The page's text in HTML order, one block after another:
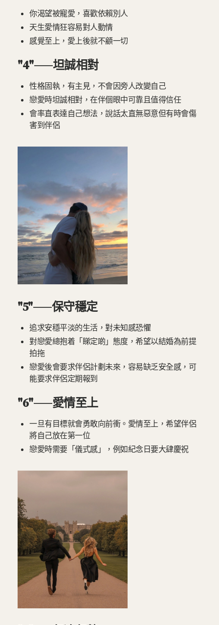
你渴望被寵愛，喜歡依賴別人
天生愛情狂容易對人動情
感覺至上，愛上後就不顧一切
"4"——坦誠相對
性格固執，有主見，不會因旁人改變自己
戀愛時坦誠相對，在伴個眼中可靠且值得信任
會率直表達自己想法，說話太直無惡意但有時會傷
害到伴侶
"5"——保守穩定
追求安穩平淡的生活，對未知感恐懼
對戀愛總抱着「睇定啲」態度，希望以結婚為前提
拍拖
戀愛後會要求伴侶計劃未來，容易缺乏安全感，可
能要求伴侶定期報到
"6"——愛情至上
一旦有目標就會勇敢向前衝。愛情至上，希望伴侶
將自己放在第一位
戀愛時需要「儀式感」，例如紀念日要大肆慶祝